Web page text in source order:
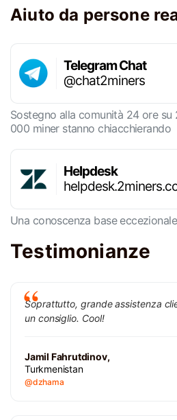
Aiuto da persone
Telegram Chat
@chat2miners
Sostegno alla comunità 24 ore su
000 miner stanno chiacchierando
Helpdesk
Una conoscenza base
Testimonianze
Soprattutto, grande assistenza
un consiglio. Cool!
Jamil Fahrutdinov,
Turkmenistan
@dzhama